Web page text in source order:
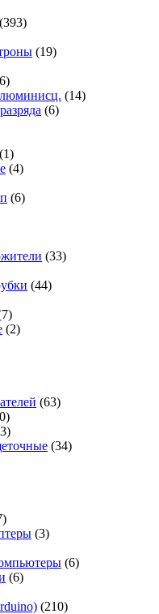
(393)
(19)
(14)
(6)
(1)
(4)
(6)
(33)
(44)
(2)
(63)
(34)
(3)
(6)
(6)
(210)